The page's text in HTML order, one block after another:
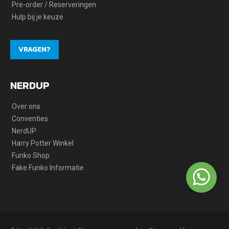
Pre-order / Reserveringen
Hulp bij je keuze
VRAGEN?
NERDUP
Over ons
Conventies
NerdUP
Harry Potter Winkel
Funko Shop
Fake Funko Informatie